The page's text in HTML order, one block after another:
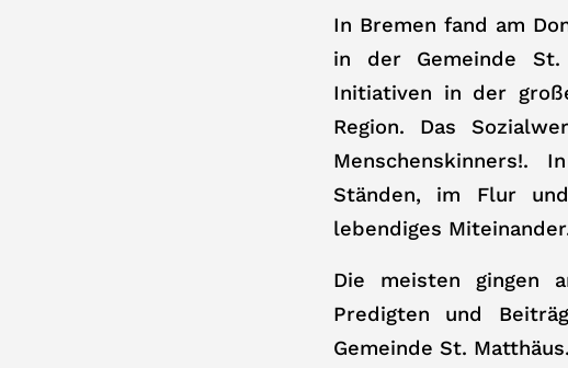
In Bremen fand am
in der Gemeinde
Initiativen in der
Region. Das
Menschenskinners!.
Ständen, im Flur
lebendiges
Die meisten gingen
Predigten und
Gemeinde St. Matthäus.